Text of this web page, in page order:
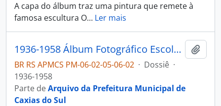
A capa do álbum traz uma pintura que remete à
famosa escultura O… Ler mais
1936-1958 Álbum Fotográfico Escola Normal Duque de Caxias
BR RS APMCS PM-06-02-05-06-02 · Dossiê ·
1936-1958
Parte deArquivo da Prefeitura Municipal de
Caxias do Sul